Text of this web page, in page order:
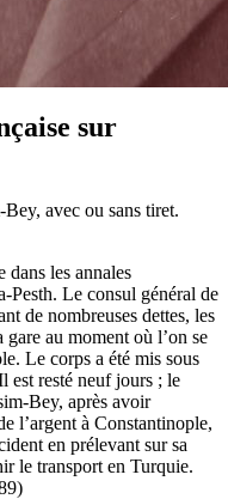
sur
avec ou sans tiret.
les annales
Le consul général de
de nombreuses dettes, les
au moment où l’on se
Le corps a été mis sous
est resté neuf jours ; le
Bey, après avoir
l’argent à Constantinople,
en prélevant sur sa
le transport en Turquie.